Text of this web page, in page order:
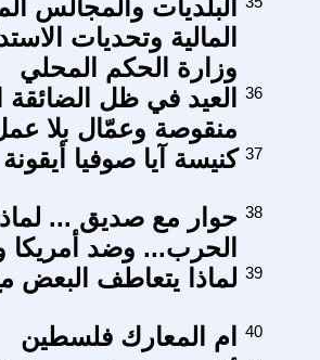
البلديات والمجالس
المالية وتحديات
وزارة الحكم المحلي
العيد في ظل
منقوصة وعمّال بلا
36
كنيسة آيا صوفيا 37
حوار مع صديق ...
الحرب... وضد أمريكا
38
لماذا يتعاطف البعض 39
ام المعارك فلسطين 40